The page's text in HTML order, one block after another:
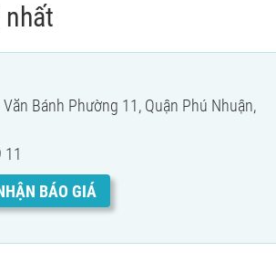
Bánh Phường 11, Quận Phú Nhuận,
BÁO GIÁ